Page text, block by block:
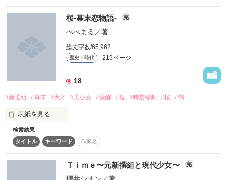
読者数
750人突破!!!!
あたしは、狐の妖怪、白狐の一族だ。」
絶滅したといわれる狐の妖怪だった！！
───────────
＼新選組物語第2弾！／
＼ジャンル別ランキング最高2位！／
佐倉 真琴 17歳
薬剤師を目指す女の子。
中学生の頃から剣道の大会を全国制覇している。
そんな真琴が幕末へタイムスリップ。
私は新撰組を助けたい!
その為には薬だって作る。
剣だって握る。
つたない文章ですが、見ていただけたら嬉しいです(；∇；)
歴史を変える!という事を目標とするので史実には忠実ではある
桜‐幕末恋物語‐ 完
べべまる ／著
総文字数/65,962
歴史・時代 219ページ
18
#新選組 #幕末 #天才 #美少女 #覚醒 #鬼 #時空移動 #桜 #剣
表紙を見る
“仲間”って何？
心を閉ざす1人の少女。
そんな少女がある日突然タイムスリップしてしまった場所
は・・・なんと幕末の京都だった！？
検索結果
タイトル
キーワード 作家名
Ｔｉｍｅ〜元新撰組と現代少女〜 完